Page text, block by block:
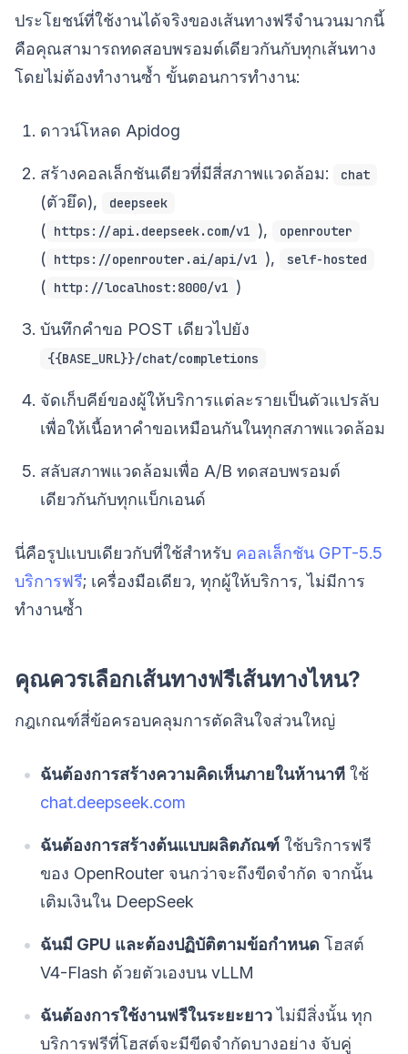
ประโยชน์ที่ใช้งานได้จริงของเส้นทางฟรีจำนวนมากนี้
คือคุณสามารถทดสอบพรอมต์เดียวกันกับทุกเส้นทาง
โดยไม่ต้องทำงานซ้ำ ขั้นตอนการทำงาน:
ดาวน์โหลด Apidog
สร้างคอลเล็กชันเดียวที่มีสี่สภาพแวดล้อม: chat
(ตัวยึด), deepseek
( https://api.deepseek.com/v1 ), openrouter
( https://openrouter.ai/api/v1 ), self-hosted
( http://localhost:8000/v1 )
บันทึกคำขอ POST เดียวไปยัง
{{BASE_URL}}/chat/completions
จัดเก็บคีย์ของผู้ให้บริการแต่ละรายเป็นตัวแปรลับ
เพื่อให้เนื้อหาคำขอเหมือนกันในทุกสภาพแวดล้อม
สลับสภาพแวดล้อมเพื่อ A/B ทดสอบพรอมต์
เดียวกันกับทุกแบ็กเอนด์
นี่คือรูปแบบเดียวกับที่ใช้สำหรับ คอลเล็กชัน GPT-5.5
บริการฟรี; เครื่องมือเดียว, ทุกผู้ให้บริการ, ไม่มีการ
ทำงานซ้ำ
คุณควรเลือกเส้นทางฟรีเส้นทางไหน?
กฎเกณฑ์สี่ข้อครอบคลุมการตัดสินใจส่วนใหญ่
ฉันต้องการสร้างความคิดเห็นภายในห้านาที ใช้
chat.deepseek.com
ฉันต้องการสร้างต้นแบบผลิตภัณฑ์ ใช้บริการฟรี
ของ OpenRouter จนกว่าจะถึงขีดจำกัด จากนั้น
เติมเงินใน DeepSeek
ฉันมี GPU และต้องปฏิบัติตามข้อกำหนด โฮสต์
V4-Flash ด้วยตัวเองบน vLLM
ฉันต้องการใช้งานฟรีในระยะยาวไม่มีสิ่งนั้น ทุก
บริการฟรีที่โฮสต์จะมีขีดจำกัดบางอย่าง จับคู่